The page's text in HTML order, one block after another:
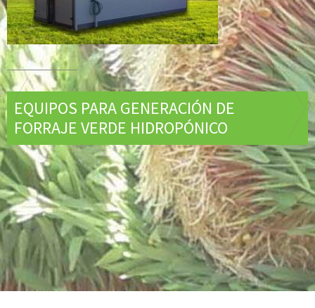
PRODUCCIÓN DE FORRAJE VERDE PARA
ALIMENTACIÓN ANIMAL